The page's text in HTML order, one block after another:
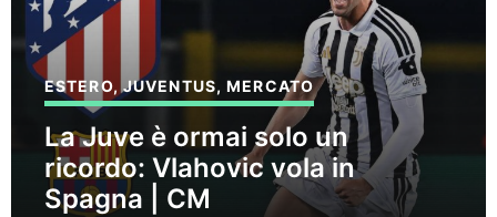
ESTERO, JUVENTUS,MERCATO
La Juve è ormai solo un
ricordo: Vlahovic vola in
Spagna | CM